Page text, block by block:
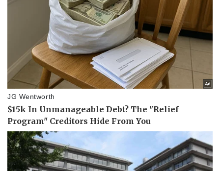
Thể thao
Bóng đá
Lịch thi đấu bóng đá
Thế giới thể thao
eSports
Hậu trường
Ô tô - Xe máy
Ô tô
Xe máy